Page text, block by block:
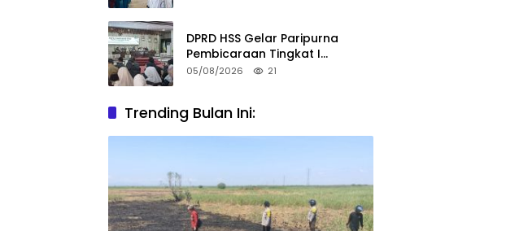
DPRD HSS Gelar Paripurna
Pembicaraan Tingkat I
Raperda Pilkades
05/08/2026 21
Trending Bulan Ini: